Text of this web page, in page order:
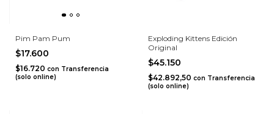
Pim Pam Pum
$17.600
$16.720 con Transferencia
(solo online)
Exploding Kittens Edición
Original
$45.150
$42.892,50 con Transferencia
(solo online)